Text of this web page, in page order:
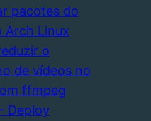
pacotes do
Arch Linux
o
de vídeos no
ffmpeg
Deploy